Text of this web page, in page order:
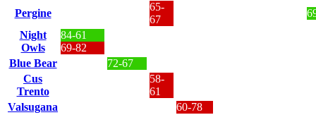
Pergine
65-
67
Night
Owls
84-61
69-82
Blue Bear
72-67
Cus
Trento
58-
61
Valsugana
60-78